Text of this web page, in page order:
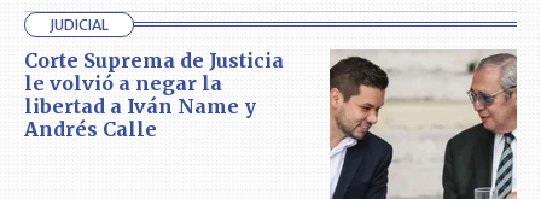
JUDICIAL
Corte Suprema de Justicia
le volvió a negar la
libertad a Iván Name y
Andrés Calle